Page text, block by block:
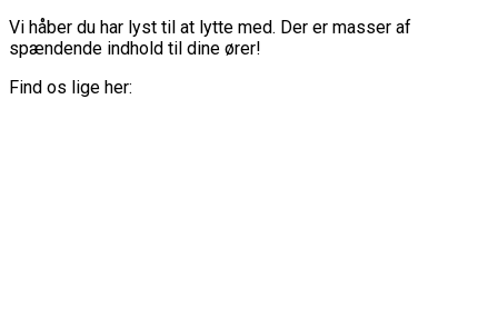
Vi håber du har lyst til at lytte med. Der er masser af
spændende indhold til dine ører!
Find os lige her: